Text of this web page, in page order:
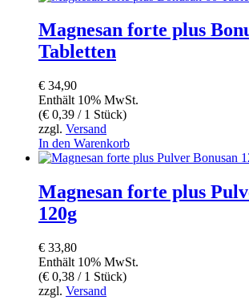
Magnesan forte plus
Tabletten
€ 34,90
Enthält 10% MwSt.
(€ 0,39 / 1 Stück)
zzgl. Versand
In den Warenkorb
Magnesan forte plus
120g
€ 33,80
Enthält 10% MwSt.
(€ 0,38 / 1 Stück)
zzgl. Versand